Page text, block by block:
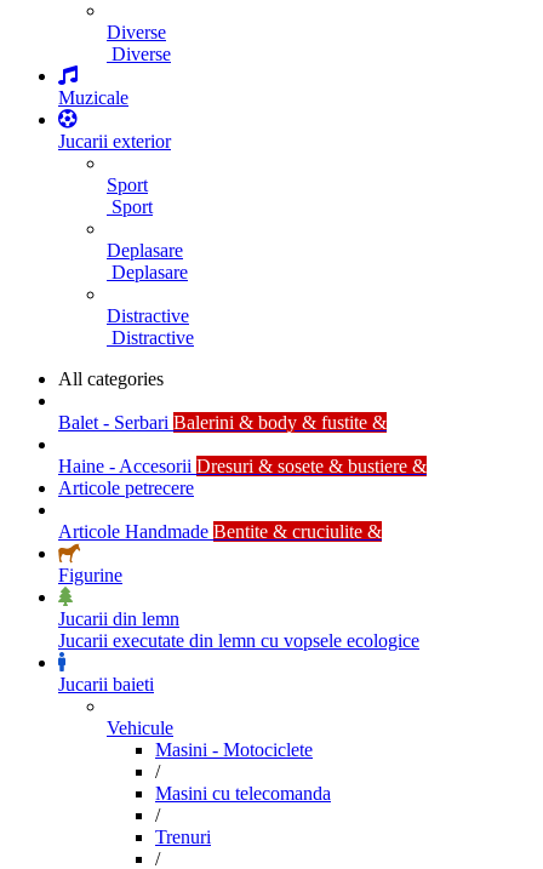
Diverse
Diverse
Muzicale
Jucarii exterior
Sport
Sport
Deplasare
Deplasare
Distractive
Distractive
All categories
Balet - Serbari Balerini & body & fustite &
Haine - Accesorii Dresuri & sosete & bustiere &
Articole petrecere
Articole Handmade Bentite & cruciulite &
Figurine
Jucarii din lemn
Jucarii executate din lemn cu vopsele ecologice
Jucarii baieti
Vehicule
Masini - Motociclete
/
Masini cu telecomanda
/
Trenuri
/